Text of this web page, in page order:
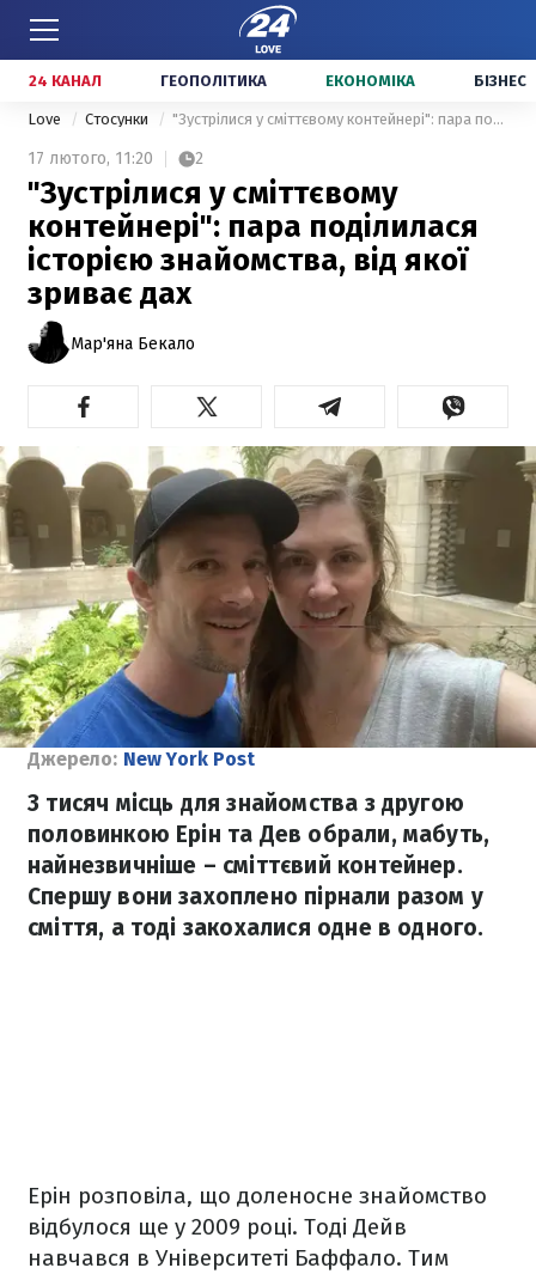
24 КАНАЛ ГЕОПОЛІТИКА ЕКОНОМІКА БІЗНЕС
Love Стосунки "Зустрілися у сміттєвому контейнері": пара поділилася історією знайомства, від якої зриває дах
17 лютого, 11:20 2
"Зустрілися у сміттєвому
контейнері": пара поділилася
історією знайомства, від якої
зриває дах
Мар'яна Бекало
Джерело: New York Post
З тисяч місць для знайомства з другою
половинкою Ерін та Дев обрали, мабуть,
найнезвичніше – сміттєвий контейнер.
Спершу вони захоплено пірнали разом у
сміття, а тоді закохалися одне в одного.
Ерін розповіла, що доленосне знайомство
відбулося ще у 2009 році. Тоді Дейв
навчався в Університеті Баффало. Тим